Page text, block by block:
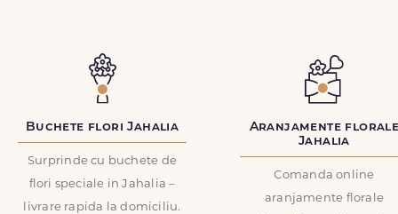
Buchete flori Jahalia
Surprinde cu buchete de
flori speciale in Jahalia –
livrare rapida la domiciliu.
Aranjamente
Jahalia
Comanda online
aranjamente florale